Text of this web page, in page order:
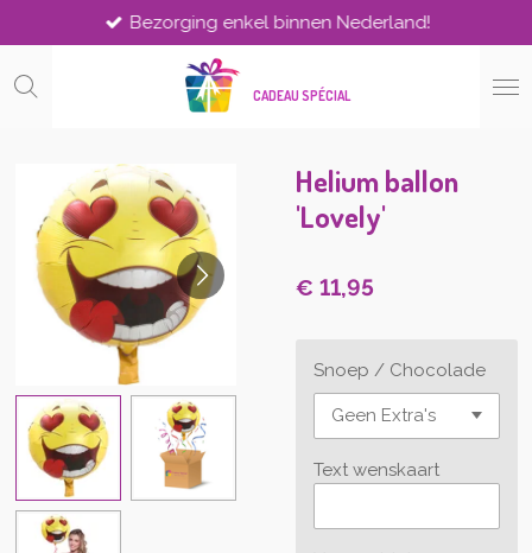
direct
naar
CADEAU SPÉCIAL
Bezorging enkel binnen Nederland!
Helium ballon
'Lovely'
€ 11,95
Snoep / Chocolade
Text wenskaart